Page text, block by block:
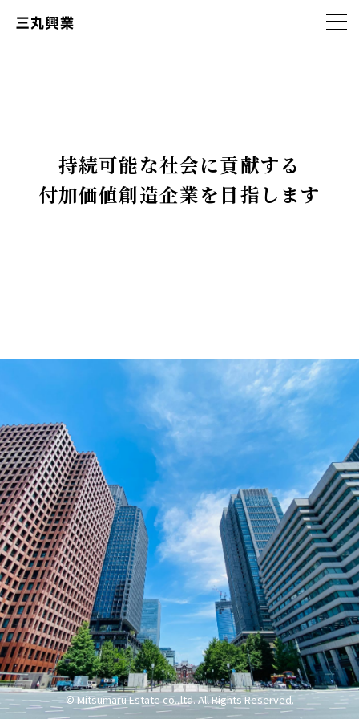
持続可能な社会に貢献する
付加価値創造企業を目指します
© Mitsumaru Estate co.,ltd. All Rights Reserved.